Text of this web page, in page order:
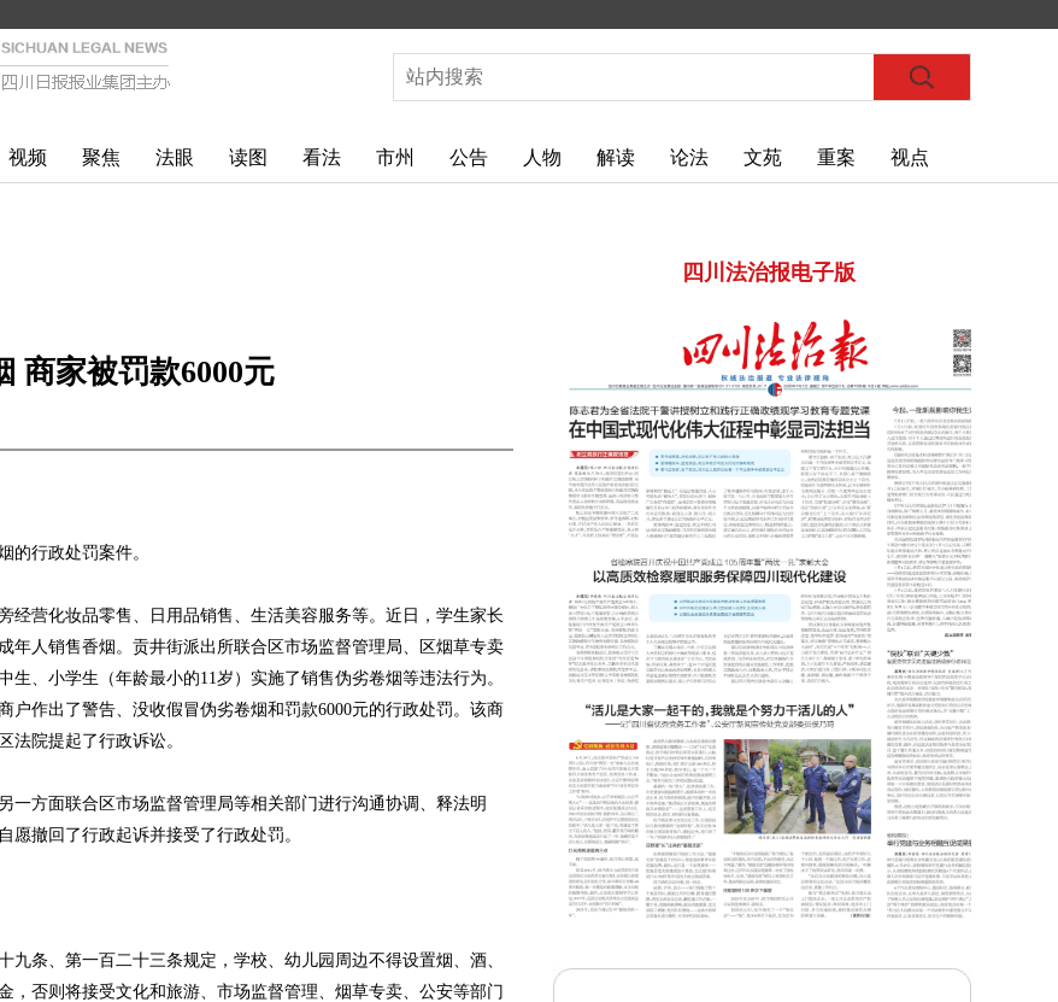
视频 聚焦 法眼 读图 看法 市州 公告 人物 解读 论法 文苑 重案 视点
商家被罚款6000元
行政处罚案件。
营化妆品零售、日用品销售、生活美容服务等。近日，学生家长
年人销售香烟。贡井街派出所联合区市场监督管理局、区烟草专卖
、小学生（年龄最小的11岁）实施了销售伪劣卷烟等违法行为。
作出了警告、没收假冒伪劣卷烟和罚款6000元的行政处罚。该商
法院提起了行政诉讼。
方面联合区市场监督管理局等相关部门进行沟通协调、释法明
撤回了行政起诉并接受了行政处罚。
条、第一百二十三条规定，学校、幼儿园周边不得设置烟、酒、
否则将接受文化和旅游、市场监督管理、烟草专卖、公安等部门
四川法治报电子版